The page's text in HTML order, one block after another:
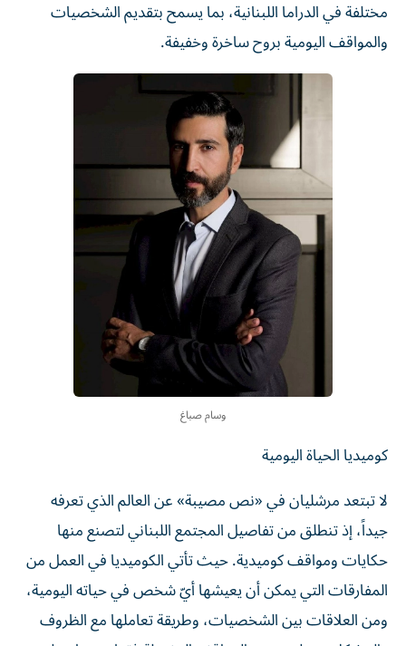
مختلفة في الدراما اللبنانية، بما يسمح بتقديم الشخصيات
والمواقف اليومية بروح ساخرة وخفيفة.
وسام صباغ
كوميديا الحياة اليومية
لا تبتعد مرشليان في «نص مصيبة» عن العالم الذي تعرفه
جيداً، إذ تنطلق من تفاصيل المجتمع اللبناني لتصنع منها
حكايات ومواقف كوميدية. حيث تأتي الكوميديا في العمل من
المفارقات التي يمكن أن يعيشها أيّ شخص في حياته اليومية،
ومن العلاقات بين الشخصيات، وطريقة تعاملها مع الظروف